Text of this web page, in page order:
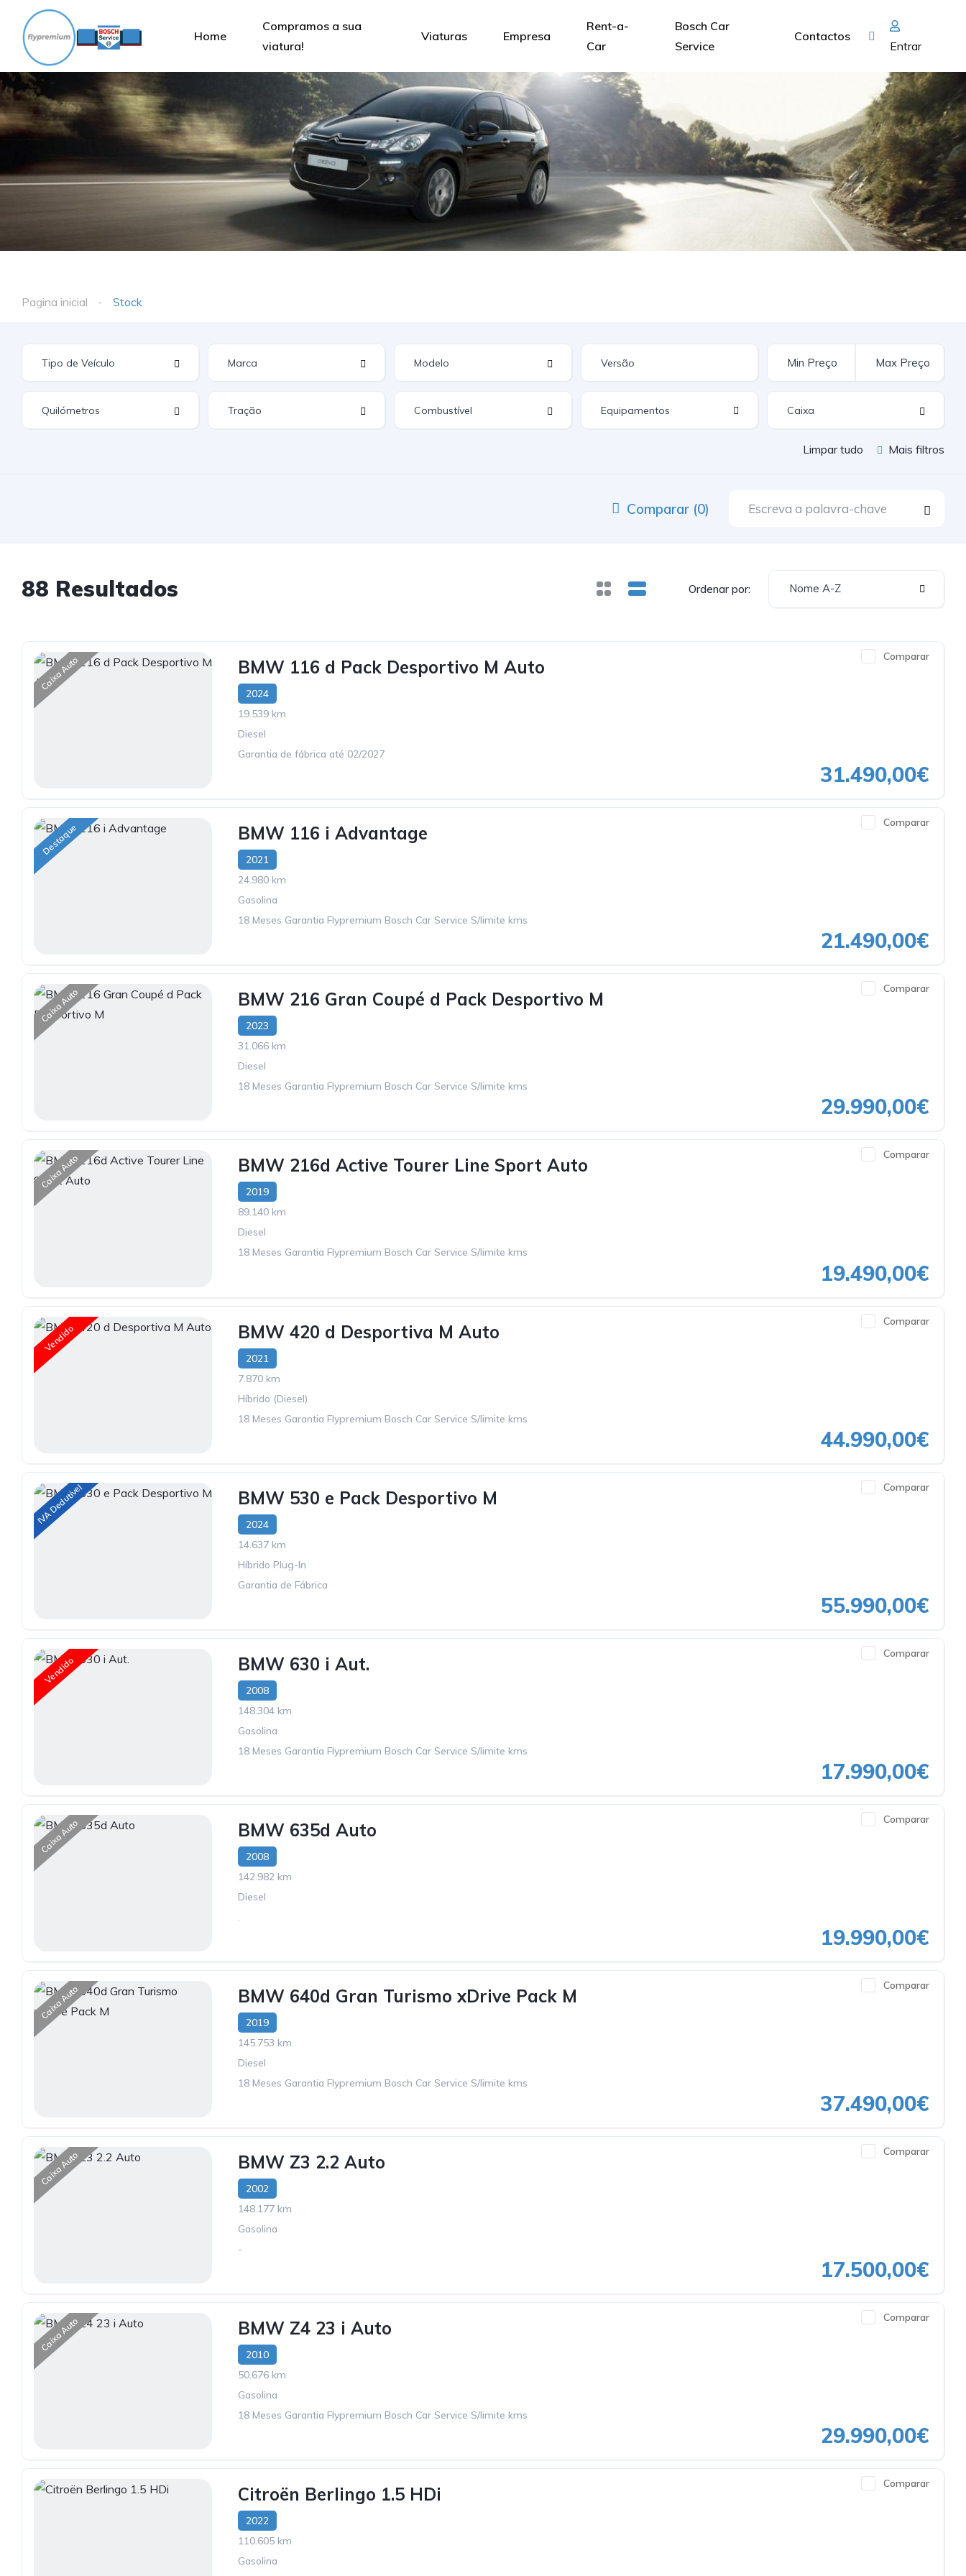
Home
Compramos a sua
viatura!
Viaturas Empresa
Rent-a-
Car
Bosch Car
Service
Contactos
Entrar
Pagina inicial Stock
Equipamentos
Limpar tudo Mais filtros
Comparar (0)
88 Resultados Ordenar por: Nome A-Z
Caixa Auto Comparar
BMW 116 d Pack Desportivo M Auto
2024
19.539 km
Diesel
Garantia de fábrica até 02/2027
31.490,00€
Destaque Comparar
BMW 116 i Advantage
2021
24.980 km
Gasolina
18 Meses Garantia Flypremium Bosch Car Service S/limite kms
21.490,00€
Caixa Auto Comparar
BMW 216 Gran Coupé d Pack Desportivo M
2023
31.066 km
Diesel
18 Meses Garantia Flypremium Bosch Car Service S/limite kms
29.990,00€
Caixa Auto Comparar
BMW 216d Active Tourer Line Sport Auto
2019
89.140 km
Diesel
18 Meses Garantia Flypremium Bosch Car Service S/limite kms
19.490,00€
Vendido
Comparar
BMW 420 d Desportiva M Auto
2021
7.870 km
Híbrido (Diesel)
18 Meses Garantia Flypremium Bosch Car Service S/limite kms
44.990,00€
IVA Dedutível Comparar
BMW 530 e Pack Desportivo M
2024
14.637 km
Híbrido Plug-In
Garantia de Fábrica
55.990,00€
Vendido
Comparar
BMW 630 i Aut.
2008
148.304 km
Gasolina
18 Meses Garantia Flypremium Bosch Car Service S/limite kms
17.990,00€
Caixa Auto Comparar
BMW 635d Auto
2008
142.982 km
Diesel
.
19.990,00€
Caixa Auto Comparar
BMW 640d Gran Turismo xDrive Pack M
2019
145.753 km
Diesel
18 Meses Garantia Flypremium Bosch Car Service S/limite kms
37.490,00€
Caixa Auto Comparar
BMW Z3 2.2 Auto
2002
148.177 km
Gasolina
-
17.500,00€
Caixa Auto Comparar
BMW Z4 23 i Auto
2010
50.676 km
Gasolina
18 Meses Garantia Flypremium Bosch Car Service S/limite kms
29.990,00€
Comparar
Citroën Berlingo 1.5 HDi
2022
110.605 km
Gasolina